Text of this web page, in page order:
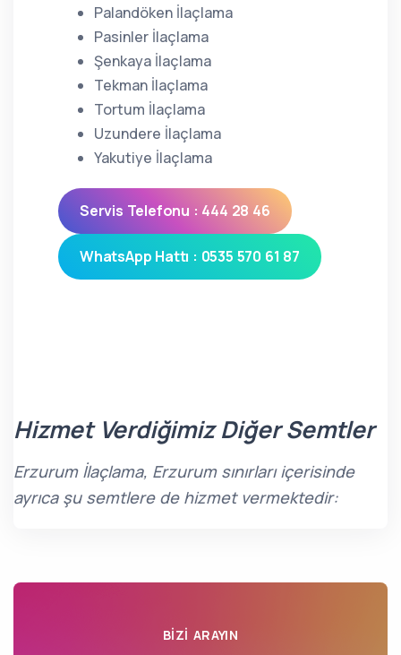
Palandöken İlaçlama
Pasinler İlaçlama
Şenkaya İlaçlama
Tekman İlaçlama
Tortum İlaçlama
Uzundere İlaçlama
Yakutiye İlaçlama
Servis Telefonu : 444 28 46
WhatsApp Hattı : 0535 570 61 87
Hizmet Verdiğimiz Diğer Semtler
Erzurum İlaçlama, Erzurum sınırları içerisinde
ayrıca şu semtlere de hizmet vermektedir:
BIZI ARAYIN